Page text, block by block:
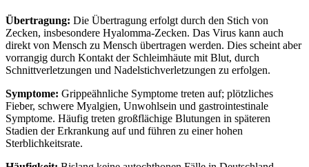
Übertragung: Die Übertragung erfolgt durch den Stich von
Zecken, insbesondere Hyalomma-Zecken. Das Virus kann auch
direkt von Mensch zu Mensch übertragen werden. Dies scheint aber
vorrangig durch Kontakt der Schleimhäute mit Blut, durch
Schnittverletzungen und Nadelstichverletzungen zu erfolgen.
Symptome: Grippeähnliche Symptome treten auf; plötzliches
Fieber, schwere Myalgien, Unwohlsein und gastrointestinale
Symptome. Häufig treten großflächige Blutungen in späteren
Stadien der Erkrankung auf und führen zu einer hohen
Sterblichkeitsrate.